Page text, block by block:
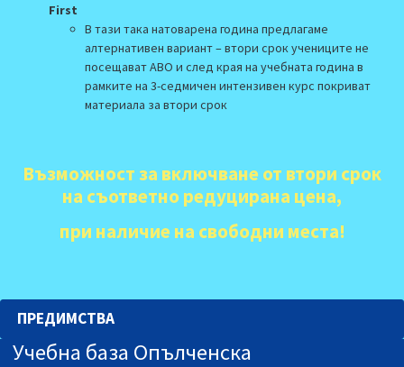
First
В тази така натоварена година предлагаме
алтернативен вариант – втори срок учениците не
посещават АВО и след края на учебната година в
рамките на 3-седмичен интензивен курс покриват
материала за втори срок
Възможност за включване от втори срок
на съответно редуцирана цена,
при наличие на свободни места!
ПРЕДИМСТВА
Учебна база Опълченска